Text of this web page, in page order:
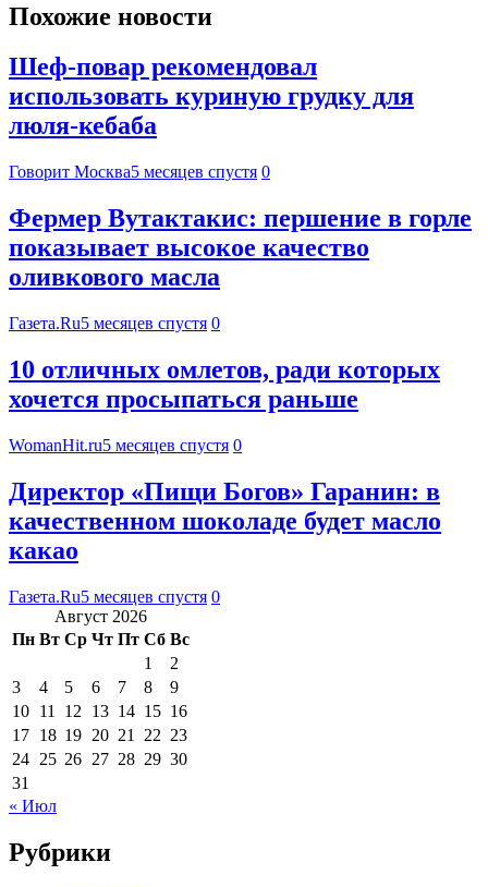
Похожие новости
Шеф-повар рекомендовал
использовать куриную грудку для
люля-кебаба
Говорит Москва5 месяцев спустя 0
Фермер Вутактакис: першение в горле
показывает высокое качество
оливкового масла
Газета.Ru5 месяцев спустя 0
10 отличных омлетов, ради которых
хочется просыпаться раньше
WomanHit.ru5 месяцев спустя 0
Директор «Пищи Богов» Гаранин: в
качественном шоколаде будет масло
какао
Газета.Ru5 месяцев спустя 0
Август 2026
Пн Вт Ср Чт Пт Сб Вс
1
2
3
4 5 6 7 8
9
10 11 12 13 14 15 16
17 18 19 20 21 22 23
24 25 26 27 28 29 30
31
« Июл
Рубрики